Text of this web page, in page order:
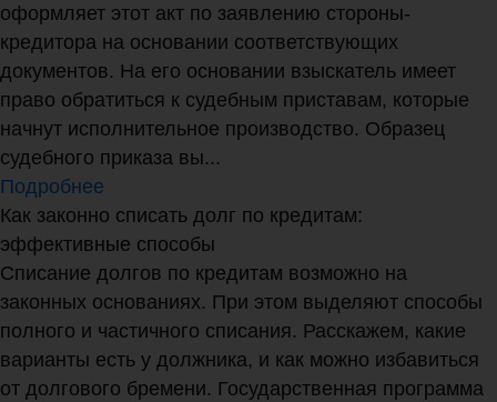
оформляет этот акт по заявлению стороны-
кредитора на основании соответствующих
документов. На его основании взыскатель имеет
право обратиться к судебным приставам, которые
начнут исполнительное производство. Образец
судебного приказа вы...
Подробнее
Как законно списать долг по кредитам:
эффективные способы
Списание долгов по кредитам возможно на
законных основаниях. При этом выделяют способы
полного и частичного списания. Расскажем, какие
варианты есть у должника, и как можно избавиться
от долгового бремени. Государственная программа